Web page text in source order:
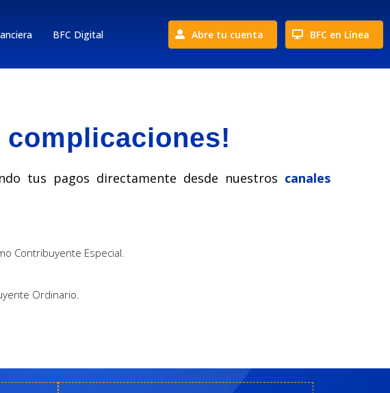
Abre tu cuenta BFC en Línea
BFC Digital
complicaciones!
tus pagos directamente desde nuestros canales
Contribuyente Especial.
Ordinario.